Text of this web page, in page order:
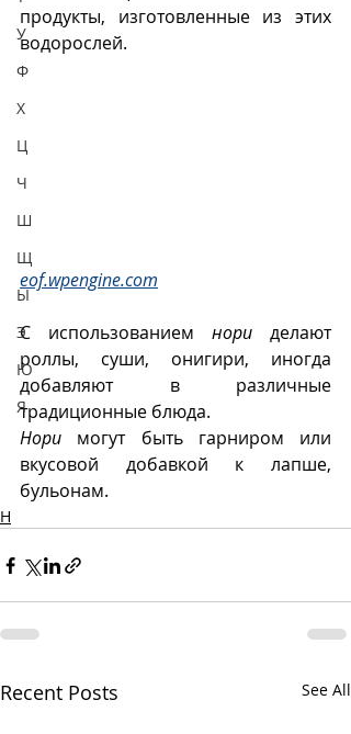
У
Ф
Х
Ц
Ч
Ш
Щ
Ы
Э
Ю
Я
продукты, изготовленные из этих
водорослей.
eof.wpengine.com
С использованием нори делают
роллы, суши, онигири, иногда
добавляют в различные
традиционные блюда.
Нори могут быть гарниром или
вкусовой добавкой к лапше,
бульонам.
Н
Recent Posts See All